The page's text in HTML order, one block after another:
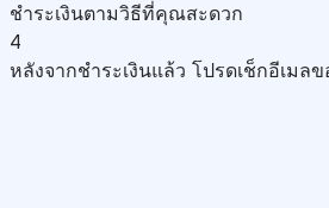
ชำระเงินตามวิธีที่คุณสะดวก
4
หลังจากชำระเงินแล้ว โปรดเช็กอีเมล